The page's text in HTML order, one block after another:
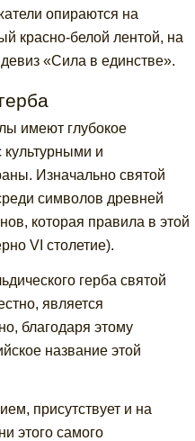
опираются на
красно-белой лентой, на
«Сила в единстве».
имеют глубокое
культурными и
Изначально святой
символов древней
которая правила в этой
VI столетие).
герба святой
является
благодаря этому
название этой
присутствует и на
этого самого